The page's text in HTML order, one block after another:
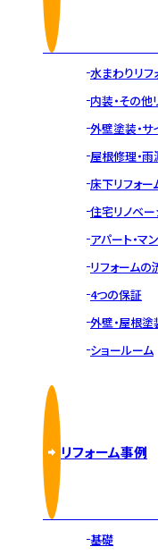
水まわりリフ
内装・その他
外壁塗装・サ
屋根修理・雨
床下リフォー
住宅リノベー
アパート・マ
リフォームの
4つの保証
外壁・屋根
ショールーム
リフォーム事例
基礎